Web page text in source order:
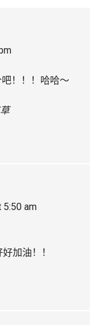
！！！哈哈～
5:50 am
加油！！